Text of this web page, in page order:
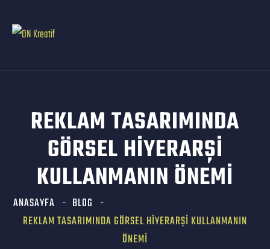
REKLAM TASARIMINDA
GÖRSEL HIYERARŞI
KULLANMANIN ÖNEMI
ANASAYFA
BLOG
REKLAM TASARIMINDA GÖRSEL HIYERARŞI KULLANMANIN
ÖNEMI